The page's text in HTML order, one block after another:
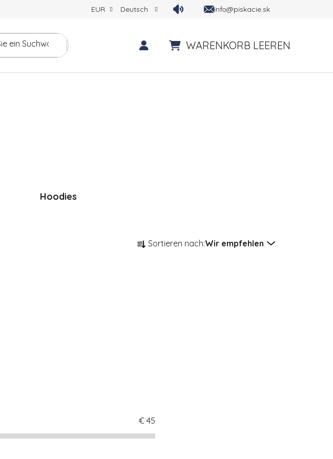
EUR Deutsch info@piskacie.sk
WARENKORB LEEREN
Hoodies
Produktsortierung
Sortieren nach:Wir empfehlen
€ 45